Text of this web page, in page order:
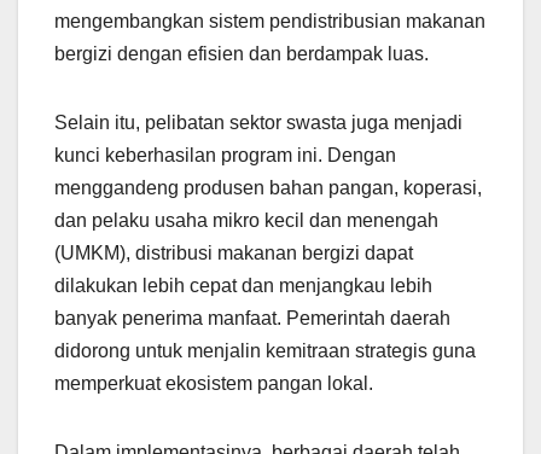
mengembangkan sistem pendistribusian makanan
bergizi dengan efisien dan berdampak luas.
Selain itu, pelibatan sektor swasta juga menjadi
kunci keberhasilan program ini. Dengan
menggandeng produsen bahan pangan, koperasi,
dan pelaku usaha mikro kecil dan menengah
(UMKM), distribusi makanan bergizi dapat
dilakukan lebih cepat dan menjangkau lebih
banyak penerima manfaat. Pemerintah daerah
didorong untuk menjalin kemitraan strategis guna
memperkuat ekosistem pangan lokal.